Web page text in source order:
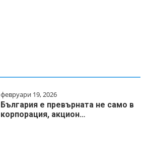
февруари 19, 2026
България е превърната не само в
корпорация, акцион…